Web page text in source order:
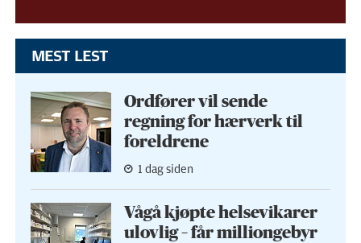
MEST LEST
Ordfører vil sende
regning for hærverk til
foreldrene
1 dag siden
Vågå kjøpte helse­vikarer
ulovlig – får milliongebyr